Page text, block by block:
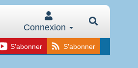
Connexion
S'abonner S'abonner